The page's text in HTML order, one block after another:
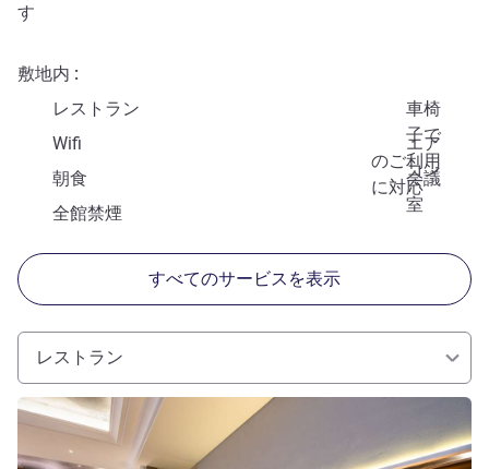
す
敷地内
レストラン
車椅
子で
のご利用
に対応
Wifi
エア
コン
朝食
会議
室
全館禁煙
すべてのサービスを表示
レストラン
詳細を表示